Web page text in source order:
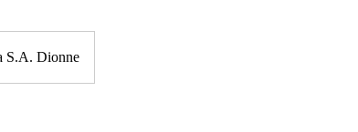
S.A. Dionne